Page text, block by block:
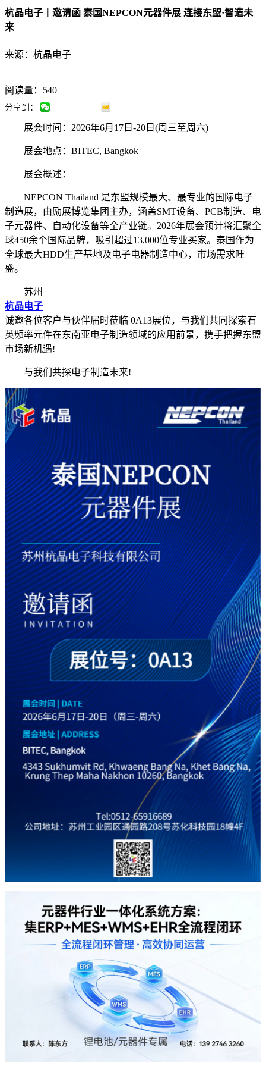
杭晶电子丨邀请函 泰国NEPCON元器件展 连接东盟·智造未
来
来源：杭晶电子
阅读量：540
分享到：
展会时间：2026年6月17日-20日(周三至周六)
展会地点：BITEC, Bangkok
展会概述：
NEPCON Thailand 是东盟规模最大、最专业的国际电子
制造展，由励展博览集团主办，涵盖SMT设备、PCB制造、电
子元器件、自动化设备等全产业链。2026年展会预计将汇聚全
球450余个国际品牌，吸引超过13,000位专业买家。泰国作为
全球最大HDD生产基地及电子电器制造中心，市场需求旺
盛。
苏州
杭晶电子
诚邀各位客户与伙伴届时莅临 0A13展位，与我们共同探索石
英频率元件在东南亚电子制造领域的应用前景，携手把握东盟
市场新机遇!
与我们共探电子制造未来!